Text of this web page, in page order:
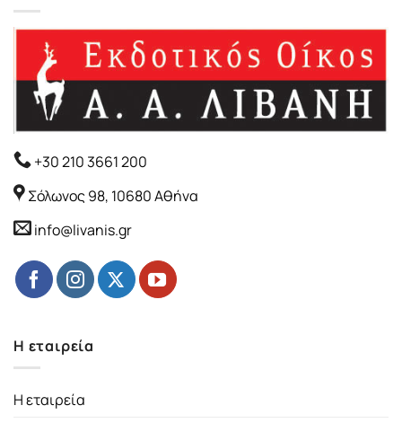
+30 210 3661 200
Σόλωνος 98, 10680 Αθήνα
info@livanis.gr
Η εταιρεία
Η εταιρεία